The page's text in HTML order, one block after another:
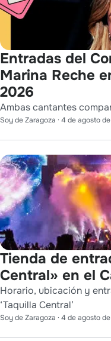
Entradas del
Marina Reche
2026
Ambas cantantes
Soy de Zaragoza · 4 de agosto
Tienda de
Central» en el
Horario, ubicación y
‘Taquilla Central’
Soy de Zaragoza · 4 de agosto